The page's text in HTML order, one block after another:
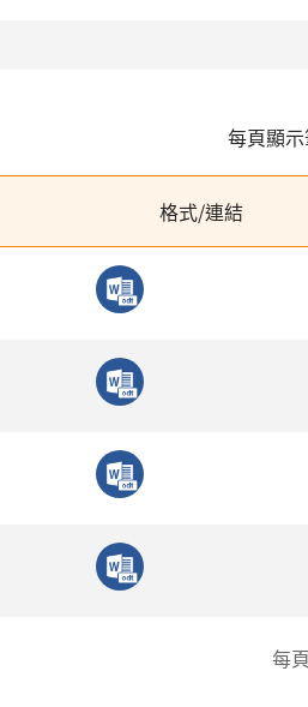
每頁顯
格式/連結
每